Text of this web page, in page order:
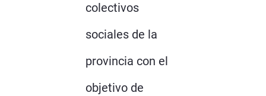
colectivos
sociales de la
provincia con el
objetivo de